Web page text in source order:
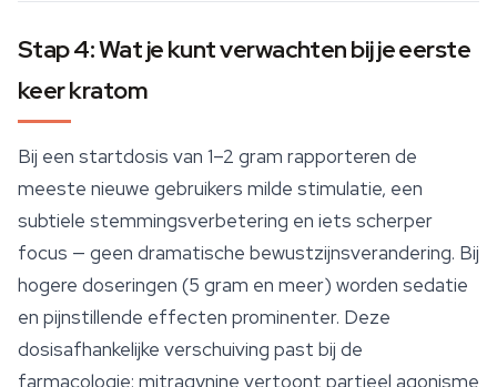
Stap 4: Wat je kunt verwachten bij je eerste
keer kratom
Bij een startdosis van 1–2 gram rapporteren de
meeste nieuwe gebruikers milde stimulatie, een
subtiele stemmingsverbetering en iets scherper
focus — geen dramatische bewustzijnsverandering. Bij
hogere doseringen (5 gram en meer) worden sedatie
en pijnstillende effecten prominenter. Deze
dosisafhankelijke verschuiving past bij de
farmacologie: mitragynine vertoont partieel agonisme